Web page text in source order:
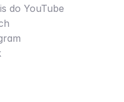
do YouTube